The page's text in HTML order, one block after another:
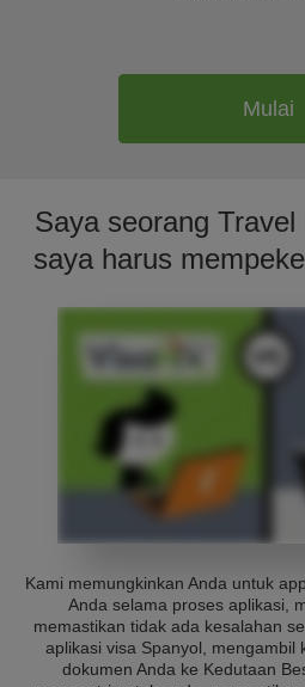
Mulai
Saya seorang
saya harus
Kami memungkinkan Anda untuk
Anda selama proses aplikasi,
memastikan tidak ada kesalahan
aplikasi visa Spanyol, mengambil
dokumen Anda ke Kedutaan